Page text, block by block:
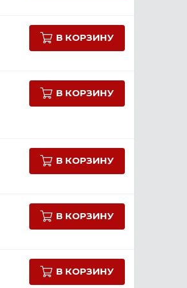
В КОРЗИНУ
В КОРЗИНУ
В КОРЗИНУ
В КОРЗИНУ
В КОРЗИНУ